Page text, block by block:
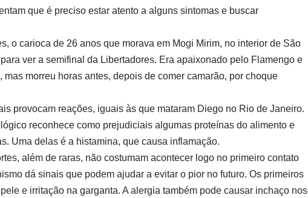
que é preciso estar atento a alguns sintomas e buscar
o carioca de 26 anos que morava em Mogi Mirim, no interior de São
ver a semifinal da Libertadores. Era apaixonado pelo Flamengo e
morreu horas antes, depois de comer camarão, por choque
provocam reações, iguais às que mataram Diego no Rio de Janeiro.
reconhece como prejudiciais algumas proteínas do alimento e
Uma delas é a histamina, que causa inflamação.
além de raras, não costumam acontecer logo no primeiro contato
dá sinais que podem ajudar a evitar o pior no futuro. Os primeiros
e irritação na garganta. A alergia também pode causar inchaço nos